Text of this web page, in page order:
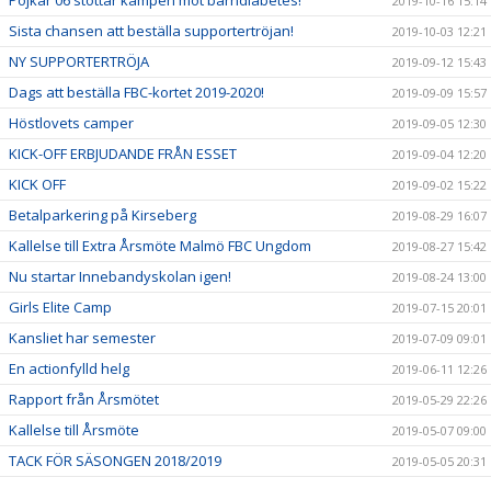
Sista chansen att beställa supportertröjan! 2019-10-03 12:21
NY SUPPORTERTRÖJA 2019-09-12 15:43
Dags att beställa FBC-kortet 2019-2020! 2019-09-09 15:57
Höstlovets camper 2019-09-05 12:30
KICK-OFF ERBJUDANDE FRÅN ESSET 2019-09-04 12:20
KICK OFF 2019-09-02 15:22
Betalparkering på Kirseberg 2019-08-29 16:07
Kallelse till Extra Årsmöte Malmö FBC Ungdom 2019-08-27 15:42
Nu startar Innebandyskolan igen! 2019-08-24 13:00
Girls Elite Camp 2019-07-15 20:01
Kansliet har semester 2019-07-09 09:01
En actionfylld helg 2019-06-11 12:26
Rapport från Årsmötet 2019-05-29 22:26
Kallelse till Årsmöte 2019-05-07 09:00
TACK FÖR SÄSONGEN 2018/2019 2019-05-05 20:31